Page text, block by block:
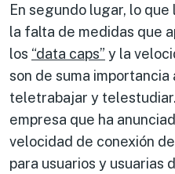
En segundo lugar, lo
la falta de medidas que
los “data caps” y la
son de suma
teletrabajar y
empresa que ha
velocidad de conexión
para usuarios y usuarias